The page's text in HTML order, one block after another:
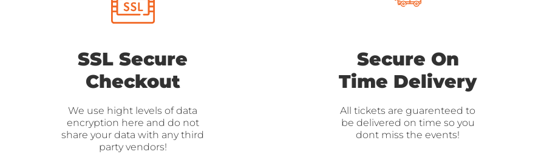
SSL Secure
Checkout
We use hight levels of data
encryption here and do not
share your data with any third
party vendors!
Secure On
Time Delivery
All tickets are guarenteed to
be delivered on time so you
dont miss the events!